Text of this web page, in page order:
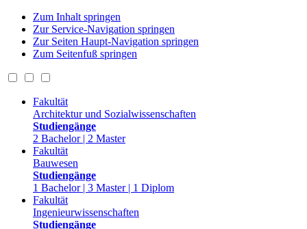
Zum Inhalt springen
Zur Service-Navigation springen
Zur Seiten Haupt-Navigation springen
Zum Seitenfuß springen
Fakultät
Architektur und Sozialwissenschaften
Studiengänge
2 Bachelor | 2 Master
Fakultät
Bauwesen
Studiengänge
1 Bachelor | 3 Master | 1 Diplom
Fakultät
Ingenieurwissenschaften
Studiengänge